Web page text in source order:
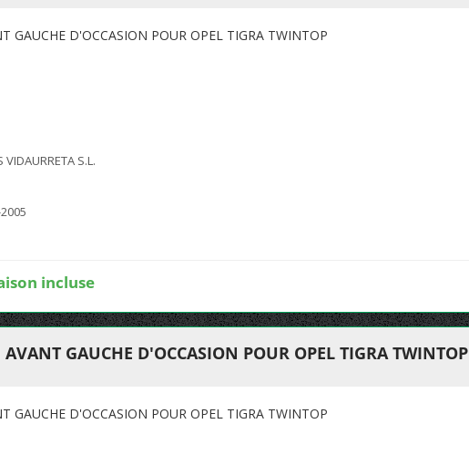
GAUCHE D'OCCASION POUR OPEL TIGRA TWINTOP
VIDAURRETA S.L.
incluse
AVANT GAUCHE D'OCCASION POUR OPEL TIGRA TWINTOP
GAUCHE D'OCCASION POUR OPEL TIGRA TWINTOP